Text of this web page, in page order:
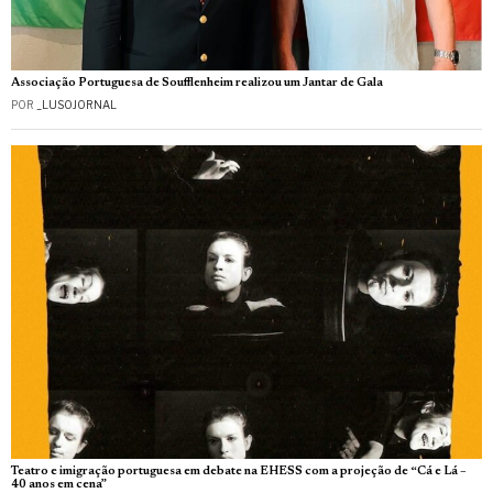
Associação Portuguesa de Soufflenheim realizou um Jantar de Gala
POR _LUSOJORNAL
Teatro e imigração portuguesa em debate na EHESS com a projeção de “Cá e Lá –
40 anos em cena”